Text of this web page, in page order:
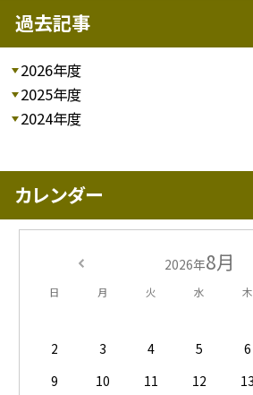
過去記事
2026年度
2025年度
2024年度
カレンダー
2026年8月
日 月 火 水 木
2
3 4 5 6
9
10 11 12 13